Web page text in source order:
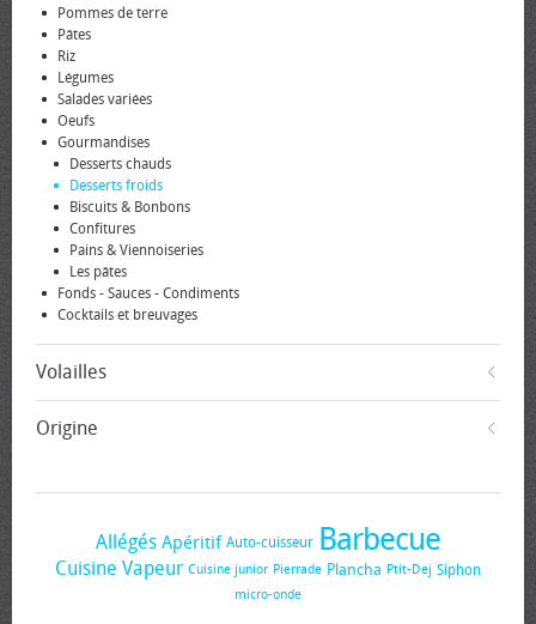
Pommes de terre
Pâtes
Riz
Légumes
Salades variées
Oeufs
Gourmandises
Desserts chauds
Desserts froids
Biscuits & Bonbons
Confitures
Pains & Viennoiseries
Les pâtes
Fonds - Sauces - Condiments
Cocktails et breuvages
Volailles
Origine
Allégés Apéritif Auto-cuisseur Barbecue
Cuisine Vapeur Cuisine junior Pierrade Plancha Ptit-Dej Siphon
micro-onde